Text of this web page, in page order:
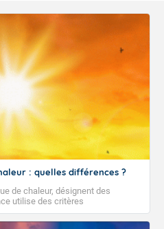
: quelles différences ?
de chaleur, désignent des
utilise des critères
les épisodes de chaleur qui
et socio-économiques